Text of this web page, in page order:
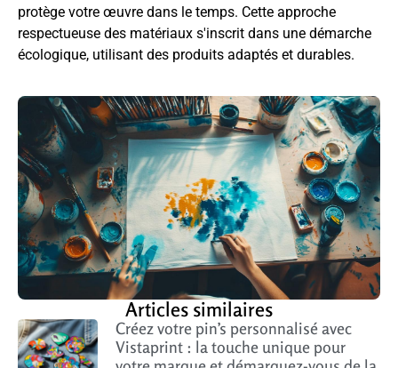
protège votre œuvre dans le temps. Cette approche
respectueuse des matériaux s'inscrit dans une démarche
écologique, utilisant des produits adaptés et durables.
Articles similaires
Créez votre pin’s personnalisé avec
Vistaprint : la touche unique pour